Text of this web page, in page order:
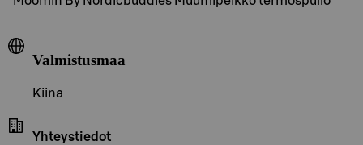
Valmistusmaa
Kiina
Yhteystiedot